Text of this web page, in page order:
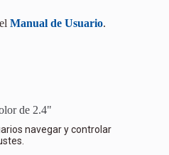
Manual de Usuario.
de 2.4"
navegar y controlar